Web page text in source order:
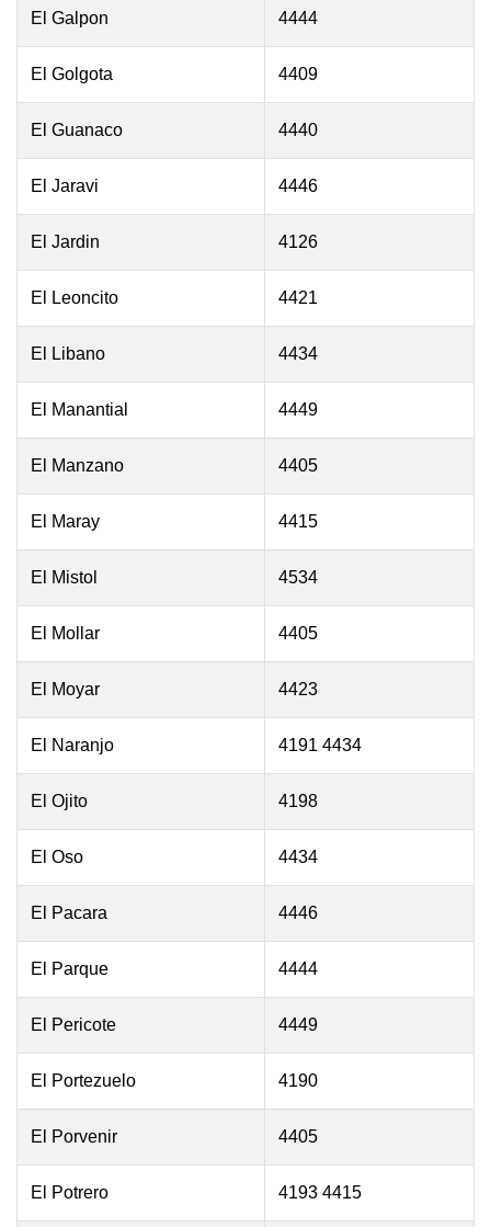
El Galpon 4444
El Golgota 4409
El Guanaco 4440
El Jaravi 4446
El Jardin 4126
El Leoncito 4421
El Libano 4434
El Manantial 4449
El Manzano 4405
El Maray 4415
El Mistol 4534
El Mollar 4405
El Moyar 4423
El Naranjo 4191 4434
El Ojito 4198
El Oso 4434
El Pacara 4446
El Parque 4444
El Pericote 4449
El Portezuelo 4190
El Porvenir 4405
El Potrero 4193 4415